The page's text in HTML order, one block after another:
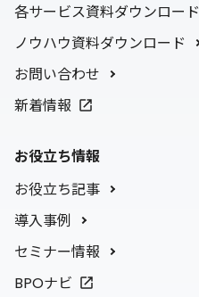
各サービス資料ダウンロード
ノウハウ資料ダウンロード
お問い合わせ
新着情報
お役立ち情報
お役立ち記事
導入事例
セミナー情報
BPOナビ